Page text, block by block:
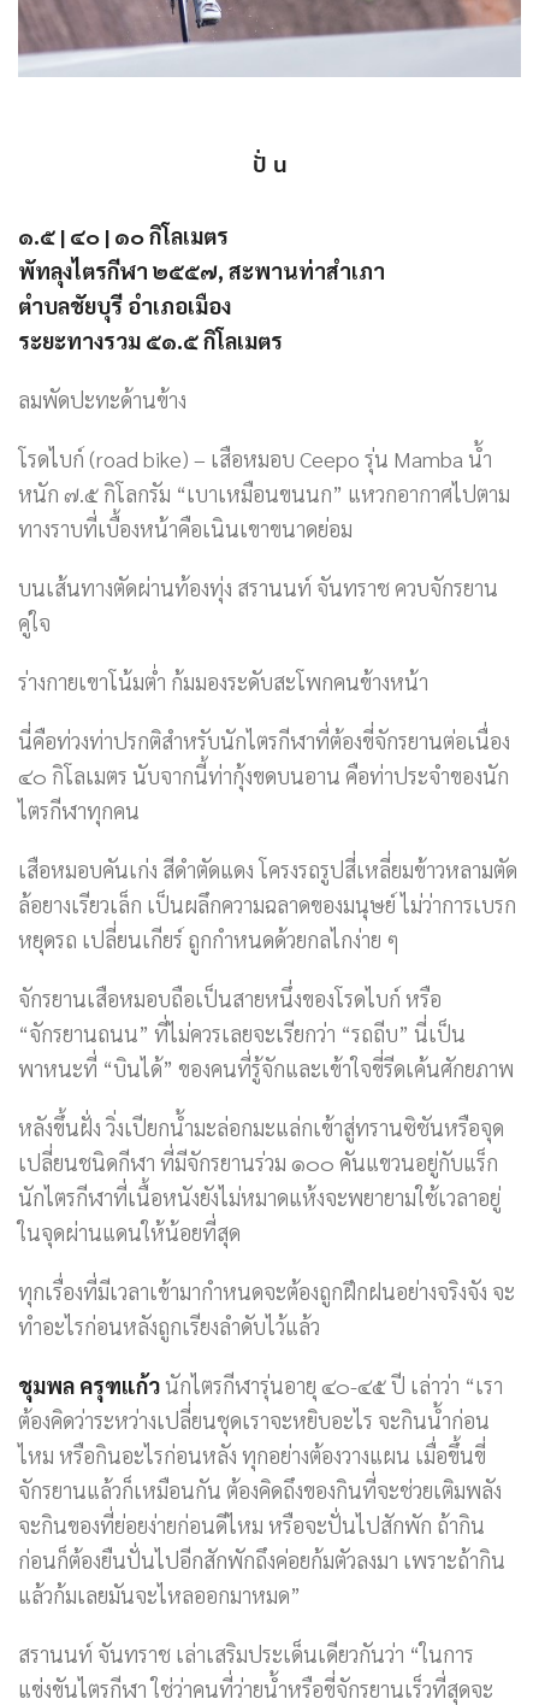
ปั่ น
๑.๕ | ๔๐ | ๑๐ กิโลเมตร
พัทลุงไตรกีฬา ๒๕๕๗, สะพานท่าสำเภา
ตำบลชัยบุรี อำเภอเมือง
ระยะทางรวม ๕๑.๕ กิโลเมตร
ลมพัดปะทะด้านข้าง
โรดไบก์ (road bike) – เสือหมอบ Ceepo รุ่น Mamba น้ำ
หนัก ๗.๕ กิโลกรัม “เบาเหมือนขนนก” แหวกอากาศไปตาม
ทางราบที่เบื้องหน้าคือเนินเขาขนาดย่อม
บนเส้นทางตัดผ่านท้องทุ่ง สรานนท์ จันทราช ควบจักรยาน
คู่ใจ
ร่างกายเขาโน้มต่ำ ก้มมองระดับสะโพกคนข้างหน้า
นี่คือท่วงท่าปรกติสำหรับนักไตรกีฬาที่ต้องขี่จักรยานต่อเนื่อง
๔๐ กิโลเมตร นับจากนี้ท่ากุ้งขดบนอาน คือท่าประจำของนัก
ไตรกีฬาทุกคน
เสือหมอบคันเก่ง สีดำตัดแดง โครงรถรูปสี่เหลี่ยมข้าวหลามตัด
ล้อยางเรียวเล็ก เป็นผลึกความฉลาดของมนุษย์ ไม่ว่าการเบรก
หยุดรถ เปลี่ยนเกียร์ ถูกกำหนดด้วยกลไกง่าย ๆ
จักรยานเสือหมอบถือเป็นสายหนึ่งของโรดไบก์ หรือ
“จักรยานถนน” ที่ไม่ควรเลยจะเรียกว่า “รถถีบ” นี่เป็น
พาหนะที่ “บินได้” ของคนที่รู้จักและเข้าใจขี่รีดเค้นศักยภาพ
หลังขึ้นฝั่ง วิ่งเปียกน้ำมะล่อกมะแล่กเข้าสู่ทรานซิชันหรือจุด
เปลี่ยนชนิดกีฬา ที่มีจักรยานร่วม ๑๐๐ คันแขวนอยู่กับแร็ก
นักไตรกีฬาที่เนื้อหนังยังไม่หมาดแห้งจะพยายามใช้เวลาอยู่
ในจุดผ่านแดนให้น้อยที่สุด
ทุกเรื่องที่มีเวลาเข้ามากำหนดจะต้องถูกฝึกฝนอย่างจริงจัง จะ
ทำอะไรก่อนหลังถูกเรียงลำดับไว้แล้ว
ชุมพล ครุฑแก้ว นักไตรกีฬารุ่นอายุ ๔๐-๔๕ ปี เล่าว่า “เรา
ต้องคิดว่าระหว่างเปลี่ยนชุดเราจะหยิบอะไร จะกินน้ำก่อน
ไหม หรือกินอะไรก่อนหลัง ทุกอย่างต้องวางแผน เมื่อขึ้นขี่
จักรยานแล้วก็เหมือนกัน ต้องคิดถึงของกินที่จะช่วยเติมพลัง
จะกินของที่ย่อยง่ายก่อนดีไหม หรือจะปั่นไปสักพัก ถ้ากิน
ก่อนก็ต้องยืนปั่นไปอีกสักพักถึงค่อยก้มตัวลงมา เพราะถ้ากิน
แล้วก้มเลยมันจะไหลออกมาหมด”
สรานนท์ จันทราช เล่าเสริมประเด็นเดียวกันว่า “ในการ
แข่งขันไตรกีฬา ใช่ว่าคนที่ว่ายน้ำหรือขี่จักรยานเร็วที่สุดจะ